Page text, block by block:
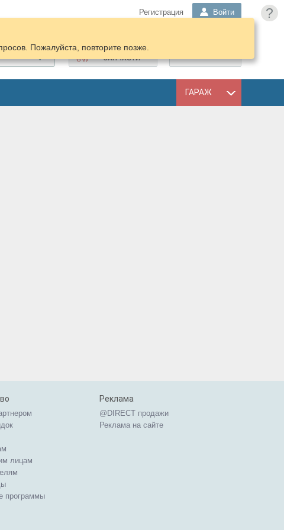
?
Регистрация Войти
ПОДОБРАТЬ
ЗАПЧАСТИ
ГАРАЖ
Пожалуйста, повторите позже.
лицам
программы
Реклама
@DIRECT продажи
Реклама на сайте